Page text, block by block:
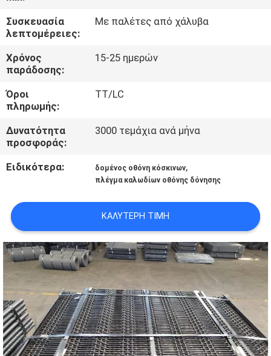
ΕΛΆΤΕ
ΣΕ
ΕΠΑΦΉ
ΜΕ
ΖΗΤΉΣΤΕ
ΈΝΑ
ΑΠΌΣΠΑΣΜΑ
SITEMAP
PRIVACY
POLICY
Συσκευασία
λεπτομέρειες:
Με παλέτες από χάλυβα
Χρόνος
παράδοσης:
15-25 ημερών
Όροι
πληρωμής:
TT/LC
Δυνατότητα
προσφοράς:
3000 τεμάχια ανά μήνα
Ειδικότερα: δομένος οθόνη κόσκινων,
πλέγμα καλωδίων οθόνης δόνησης
ΚΑΛΎΤΕΡΗ ΤΙΜΉ